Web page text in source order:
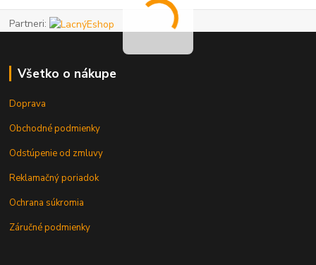
Partneri:
Všetko o nákupe
Doprava
Obchodné podmienky
Odstúpenie od zmluvy
Reklamačný poriadok
Ochrana súkromia
Záručné podmienky